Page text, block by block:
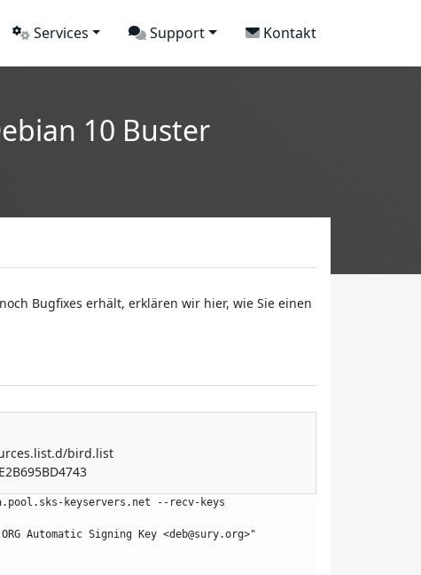
Services Support Kontakt
10 Buster
Bugfixes erhält, erklären wir hier, wie Sie einen
bird.list
keyservers.net --recv-keys
Automatic Signing Key <deb@sury.org>"